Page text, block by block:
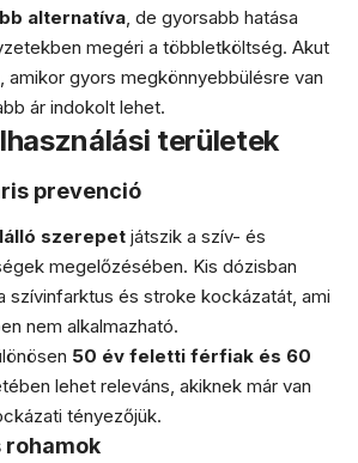
alternatíva, de gyorsabb hatása
megéri a többletköltség. Akut
amikor gyors megkönnyebbülésre van
ár indokolt lehet.
területek
prevenció
szerepet játszik a szív- és
megelőzésében. Kis dózisban
szívinfarktus és stroke kockázatát, ami
nem alkalmazható.
50 év feletti férfiak és 60
lehet releváns, akiknek már van
tényezőjük.
rohamok